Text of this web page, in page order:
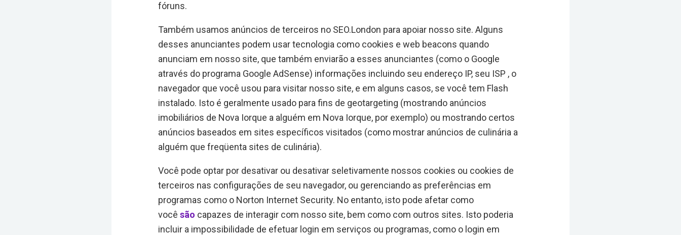
fóruns.
Também usamos anúncios de terceiros no SEO.London para apoiar nosso site. Alguns
desses anunciantes podem usar tecnologia como cookies e web beacons quando
anunciam em nosso site, que também enviarão a esses anunciantes (como o Google
através do programa Google AdSense) informações incluindo seu endereço IP, seu ISP , o
navegador que você usou para visitar nosso site, e em alguns casos, se você tem Flash
instalado. Isto é geralmente usado para fins de geotargeting (mostrando anúncios
imobiliários de Nova Iorque a alguém em Nova Iorque, por exemplo) ou mostrando certos
anúncios baseados em sites específicos visitados (como mostrar anúncios de culinária a
alguém que freqüenta sites de culinária).
Você pode optar por desativar ou desativar seletivamente nossos cookies ou cookies de
terceiros nas configurações de seu navegador, ou gerenciando as preferências em
programas como o Norton Internet Security. No entanto, isto pode afetar como
você são capazes de interagir com nosso site, bem como com outros sites. Isto poderia
incluir a impossibilidade de efetuar login em serviços ou programas, como o login em